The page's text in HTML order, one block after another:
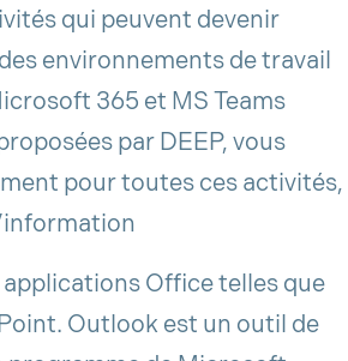
qui peuvent devenir
environnements de travail
365 et MS Teams
par DEEP, vous
pour toutes ces activités,
Office telles que
Outlook est un outil de